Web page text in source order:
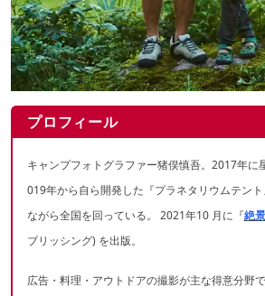
プロフィール
キャンプフォトグラファー猪俣慎吾。2017年
019年から自ら開発した『プラネタリウムテン
ながら全国を回っている。 2021年10 月に『絶
ブリッシング) を出版。
広告・料理・アウトドアの撮影が主な得意分野